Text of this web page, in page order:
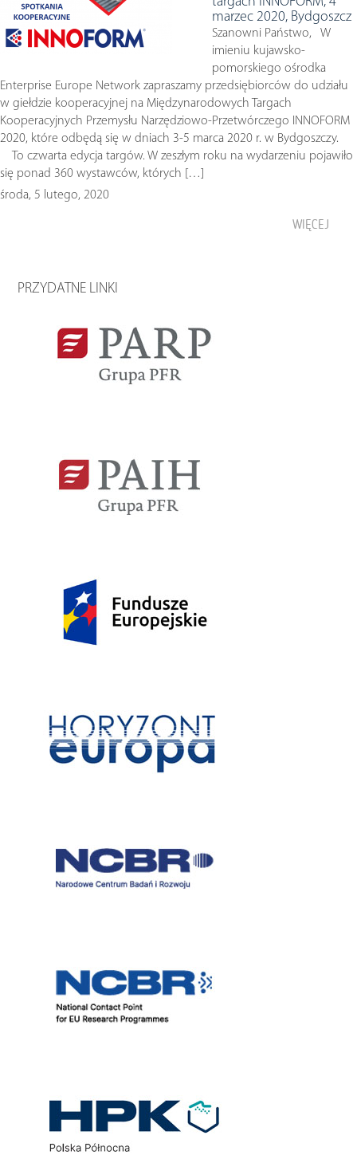
marzec 2020, Bydgoszcz
Szanowni Państwo, W
imieniu kujawsko-
pomorskiego ośrodka
Enterprise Europe Network zapraszamy przedsiębiorców do udziału
w giełdzie kooperacyjnej na Międzynarodowych Targach
Kooperacyjnych Przemysłu Narzędziowo-Przetwórczego INNOFORM
2020, które odbędą się w dniach 3-5 marca 2020 r. w Bydgoszczy.
To czwarta edycja targów. W zeszłym roku na wydarzeniu pojawiło
się ponad 360 wystawców, których […]
środa, 5 lutego, 2020
WIĘCEJ
PRZYDATNE LINKI